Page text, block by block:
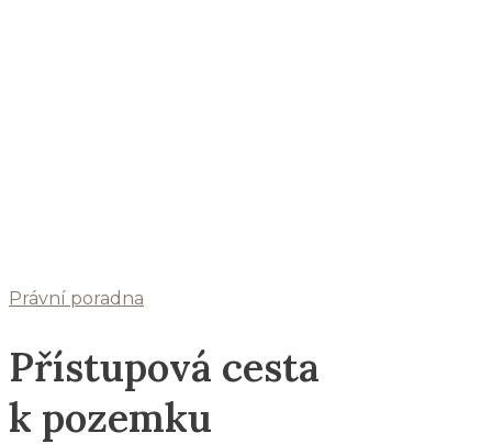
Právní poradna
Přístupová cesta
k pozemku